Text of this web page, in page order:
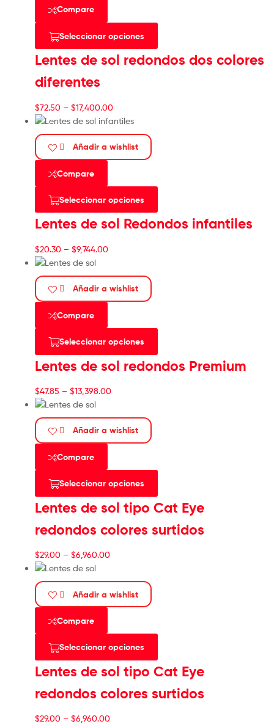
Compare
Seleccionar opciones
Lentes de sol redondos dos colores
diferentes
$72.50 – $17,400.00
Añadir a wishlist
Compare
Seleccionar opciones
Lentes de sol Redondos infantiles
$20.30 – $9,744.00
Añadir a wishlist
Compare
Seleccionar opciones
Lentes de sol redondos Premium
$47.85 – $13,398.00
Añadir a wishlist
Compare
Seleccionar opciones
Lentes de sol tipo Cat Eye
redondos colores surtidos
$29.00 – $6,960.00
Añadir a wishlist
Compare
Seleccionar opciones
Lentes de sol tipo Cat Eye
redondos colores surtidos
$29.00 – $6,960.00